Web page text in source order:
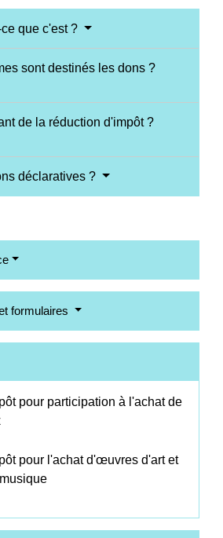
que c'est ?
sont destinés les dons ?
de la réduction d'impôt ?
déclaratives ?
formulaires
pour participation à l'achat de
pour l'achat d'œuvres d'art et